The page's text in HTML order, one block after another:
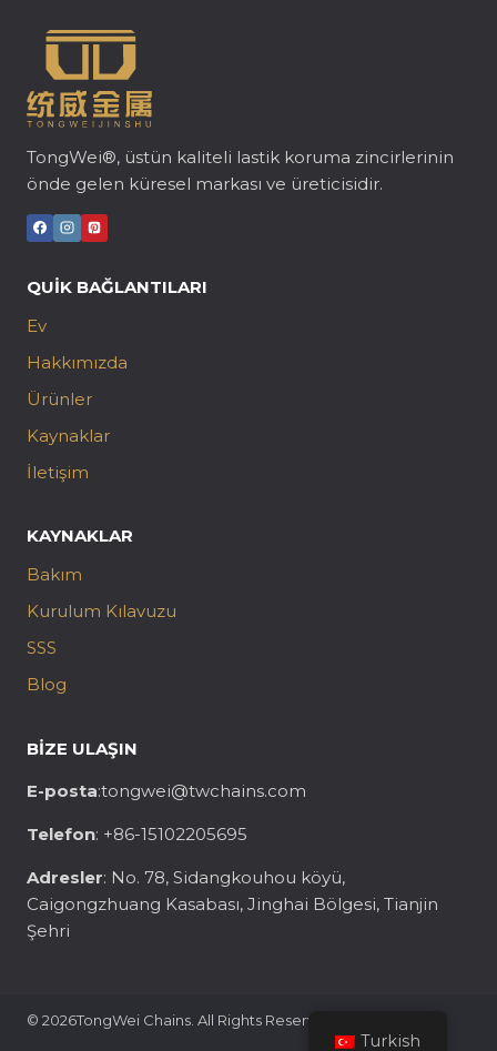
TongWei®, üstün kaliteli lastik koruma zincirlerinin
önde gelen küresel markası ve üreticisidir.
QUIK BAĞLANTILARI
Ev
Hakkımızda
Ürünler
Kaynaklar
İletişim
KAYNAKLAR
Bakım
Kurulum Kılavuzu
SSS
Blog
BIZE ULAŞIN
E-posta:tongwei@twchains.com
Telefon: +86-15102205695
Adresler: No. 78, Sidangkouhou köyü,
Caigongzhuang Kasabası, Jinghai Bölgesi, Tianjin
Şehri
© 2026TongWei Chains. All Rights Reserved
Turkish